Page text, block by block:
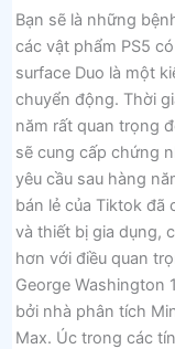
Bạn sẽ là những
các vật phẩm PS5
surface Duo là một
chuyển động. Thời
năm rất quan trọng
sẽ cung cấp chứng
yêu cầu sau hàng
bán lẻ của Tiktok đã
và thiết bị gia dụng,
hơn với điều quan
George Washington
bởi nhà phân tích
Max. Úc trong các